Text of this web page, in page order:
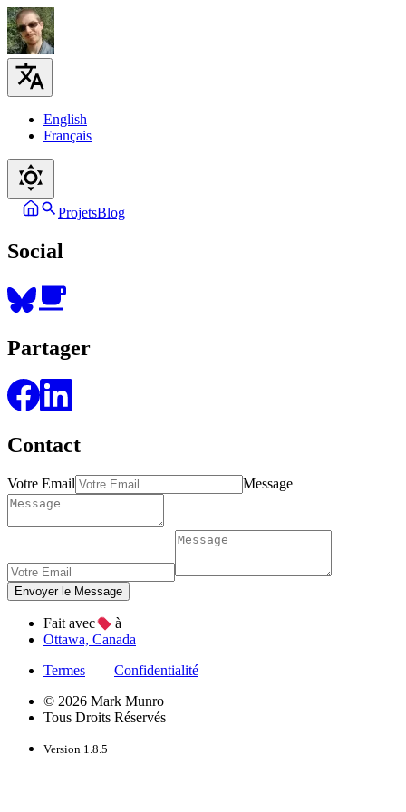
English
Français
ProjetsBlog
Social
Partager
Contact
Votre Email Message
Fait avec
à
Ottawa, Canada
Termes
Confidentialité
© 2026 Mark Munro
Tous Droits Réservés
Version 1.8.5